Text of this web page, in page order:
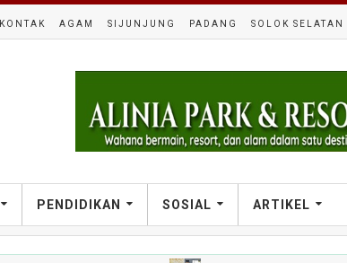
KONTAK AGAM SIJUNJUNG PADANG SOLOK SELATAN
PENDIDIKAN SOSIAL ARTIKEL